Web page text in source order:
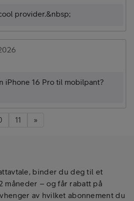
provider.&nbsp;
iPhone 16 Pro til mobilpant?
11 »
binder du deg til et
måneder – og får rabatt på
av hvilket abonnement du